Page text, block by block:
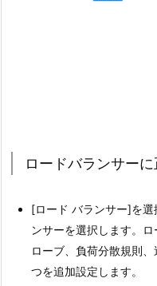
ロードバランサー
[ロード バランサー]を
ンサーを選択します。
ローブ、負荷分散規則
つを追加設定します。